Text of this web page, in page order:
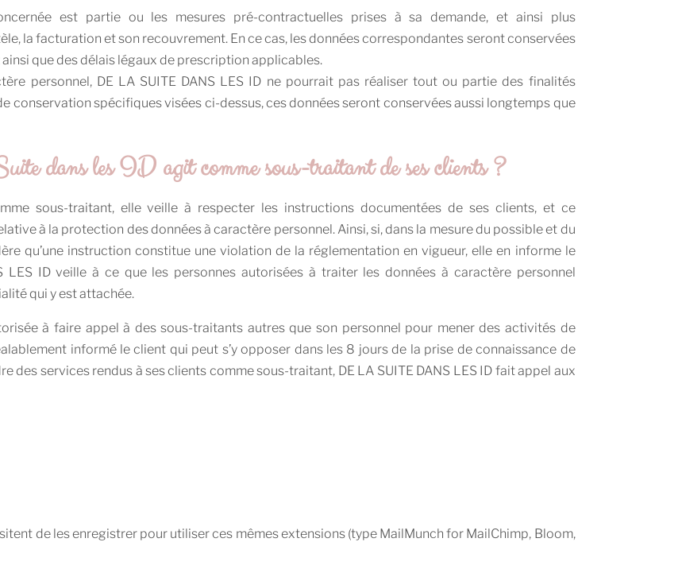
est partie ou les mesures pré-contractuelles prises à sa demande, et ainsi plus
la facturation et son recouvrement. En ce cas, les données correspondantes seront conservées
que des délais légaux de prescription applicables.
personnel, DE LA SUITE DANS LES ID ne pourrait pas réaliser tout ou partie des finalités
conservation spécifiques visées ci-dessus, ces données seront conservées aussi longtemps que
dans les ID agit comme sous-traitant de ses clients ?
sous-traitant, elle veille à respecter les instructions documentées de ses clients, et ce
à la protection des données à caractère personnel. Ainsi, si, dans la mesure du possible et du
qu’une instruction constitue une violation de la réglementation en vigueur, elle en informe le
LES ID veille à ce que les personnes autorisées à traiter les données à caractère personnel
qui y est attachée.
à faire appel à des sous-traitants autres que son personnel pour mener des activités de
informé le client qui peut s’y opposer dans les 8 jours de la prise de connaissance de
des services rendus à ses clients comme sous-traitant, DE LA SUITE DANS LES ID fait appel aux
de les enregistrer pour utiliser ces mêmes extensions (type MailMunch for MailChimp, Bloom,